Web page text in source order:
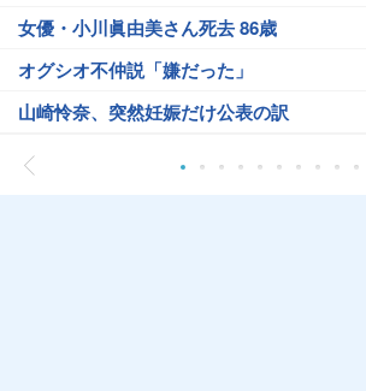
女優・小川眞由美さん死去 86歳
オグシオ不仲説「嫌だった」
山崎怜奈、突然妊娠だけ公表の訳